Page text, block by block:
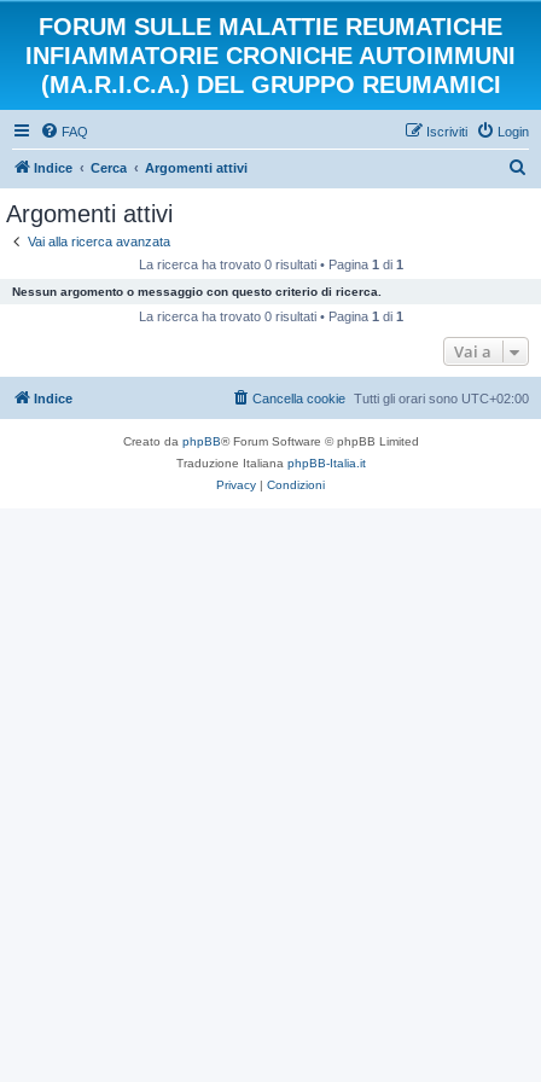
FORUM SULLE MALATTIE REUMATICHE
INFIAMMATORIE CRONICHE AUTOIMMUNI
(MA.R.I.C.A.) DEL GRUPPO REUMAMICI
FAQ Login
Iscriviti
Indice Cerca Argomenti attivi
Argomenti attivi
Vai alla ricerca avanzata
La ricerca ha trovato 0 risultati • Pagina 1 di 1
Nessun argomento o messaggio con questo criterio di ricerca.
La ricerca ha trovato 0 risultati • Pagina 1 di 1
Vai a
Indice Tutti gli orari sono UTC+02:00
Cancella cookie
Creato da phpBB® Forum Software © phpBB Limited
Traduzione Italiana phpBB-Italia.it
Privacy | Condizioni